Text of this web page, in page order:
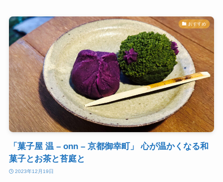
おすすめ
「菓子屋 温 – onn – 京都御幸町」 心が温かくなる和
菓子とお茶と苔庭と
2023年12月19日